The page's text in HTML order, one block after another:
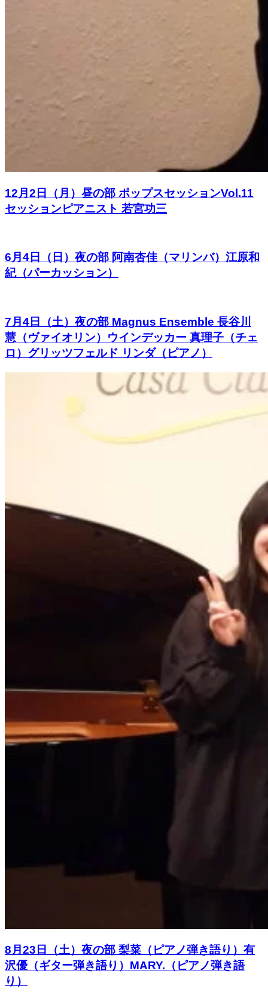
12月2日（月）昼の部 ポップスセッションVol.11
セッションピアニスト 若宮功三
6月4日（日）夜の部 阿南杏佳（マリンバ）江原和
紀（パーカッション）
7月4日（土）夜の部 Magnus Ensemble 長谷川
慧（ヴァイオリン）ウインデッカー 真理子（チェ
ロ）グリッツフェルド リンダ（ピアノ）
8月23日（土）夜の部 梨菜（ピアノ弾き語り）有
沢優（ギター弾き語り）MARY.（ピアノ弾き語
り）